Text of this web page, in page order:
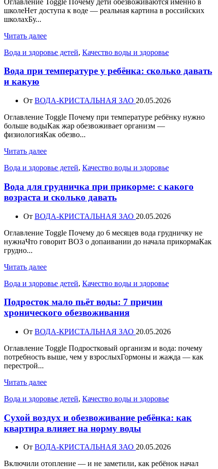
школеНет доступа к воде — реальная картина в российских
школахБу...
Читать далее
Вода и здоровье детей, Качество воды и здоровье
Вода при температуре у ребёнка: сколько давать
и какую
От ВОДА-КРИСТАЛЬНАЯ ЗАО 20.05.2026
Оглавление Toggle Почему при температуре ребёнку нужно
больше водыКак жар обезвоживает организм —
физиологияКак обезво...
Читать далее
Вода и здоровье детей, Качество воды и здоровье
Вода для грудничка при прикорме: с какого
возраста и сколько давать
От ВОДА-КРИСТАЛЬНАЯ ЗАО 20.05.2026
Оглавление Toggle Почему до 6 месяцев вода грудничку не
нужнаЧто говорит ВОЗ о допаивании до начала прикормаКак
грудно...
Читать далее
Вода и здоровье детей, Качество воды и здоровье
Подросток мало пьёт воды: 7 причин
хронического обезвоживания
От ВОДА-КРИСТАЛЬНАЯ ЗАО 20.05.2026
Оглавление Toggle Подростковый организм и вода: почему
потребность выше, чем у взрослыхГормоны и жажда — как
перестрой...
Читать далее
Вода и здоровье детей, Качество воды и здоровье
Сухой воздух и обезвоживание ребёнка: как
квартира влияет на норму воды
От ВОДА-КРИСТАЛЬНАЯ ЗАО 20.05.2026
Включили отопление — и не заметили, как ребёнок начал